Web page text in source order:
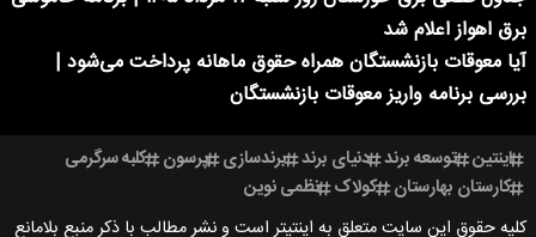
برق اهواز اعلام شد
آیا معوقات بازنشستگان همراه حقوق ماهانه پرداخت می‌شود |
بررسی برنامه واریز معوقات بازنشستگان
اینتین توسعه برند دنیای برند برندسازی پرسون کلبه سرگرمی
کارستان بهارستان کولاک نظمی نوین
کلیه حقوق این سایت متعلق به اینتیتر است و نشر مطالب با ذکر منبع بلامانع